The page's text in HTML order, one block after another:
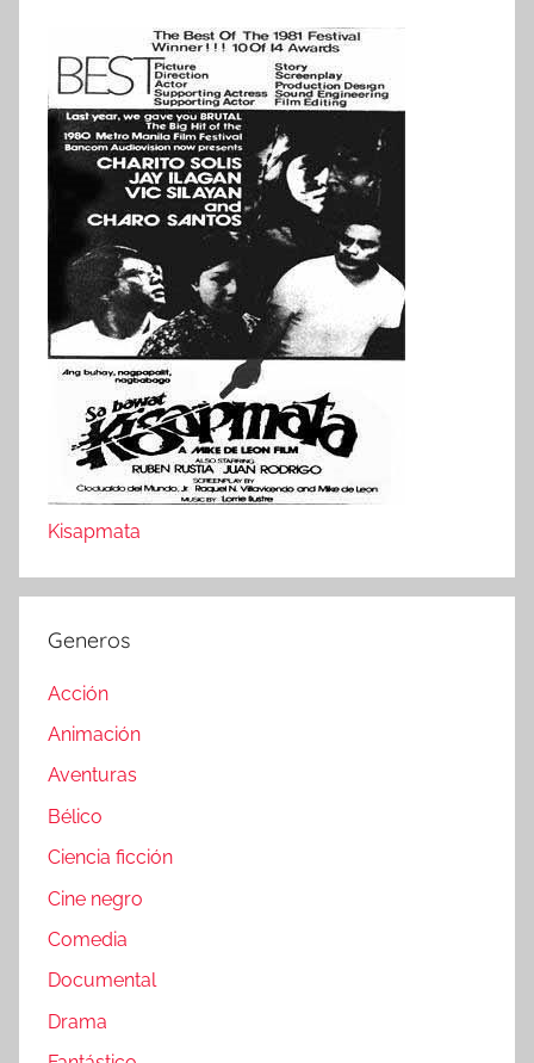
Kisapmata
Generos
Acción
Animación
Aventuras
Bélico
Ciencia ficción
Cine negro
Comedia
Documental
Drama